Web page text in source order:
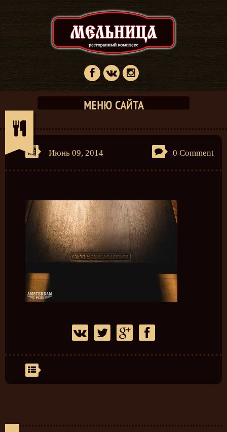
Июнь 09, 2014 0 Comment